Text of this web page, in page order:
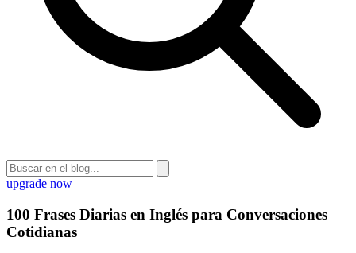
upgrade now
100 Frases Diarias en Inglés para Conversaciones
Cotidianas